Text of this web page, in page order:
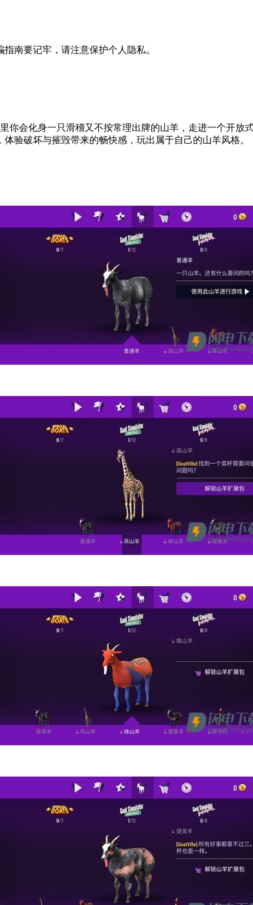
南要记牢，请注意保护个人隐私。
你会化身一只滑稽又不按常理出牌的山羊，走进一个开
验破坏与摧毁带来的畅快感，玩出属于自己的山羊风格。